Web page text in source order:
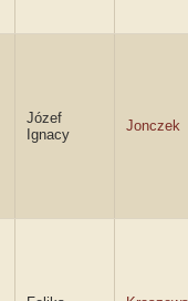
Józef
Ignacy
Jonczek